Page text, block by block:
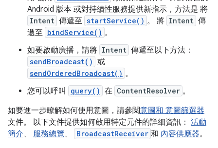
Android 版本 或對持續性服務提供新指示，方法是 將
Intent 傳遞至 startService() 。 將 Intent 傳
遞至 bindService() 。
如要啟動廣播，請將 Intent 傳遞至以下方法：
sendBroadcast() 或
sendOrderedBroadcast() 。
您可以呼叫
query() 在 ContentResolver 。
如要進一步瞭解如何使用意圖，請參閱意圖和 意圖篩選器
文件。 以下文件提供如何啟用特定元件的詳細資訊： 活動
簡介、 服務總覽、 BroadcastReceiver 和 內容供應器。